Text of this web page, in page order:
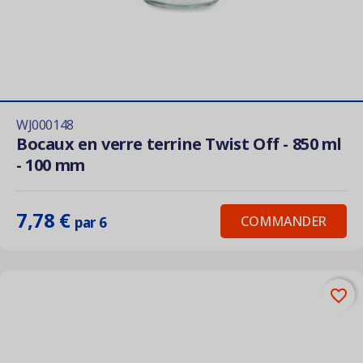
WJ000148
Bocaux en verre terrine Twist Off - 850 ml
- 100 mm
7,78 € par 6 COMMANDER
favorite_border